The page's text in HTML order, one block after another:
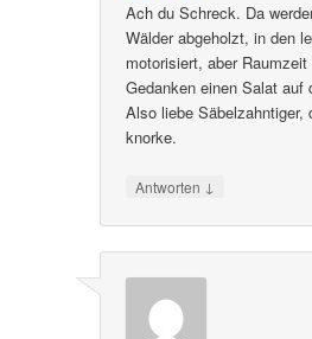
Ach du Schreck. Da
Wälder abgeholzt, in den
motorisiert, aber
Gedanken einen Salat
Also liebe Säbelzahntiger,
knorke.
Antworten ↓